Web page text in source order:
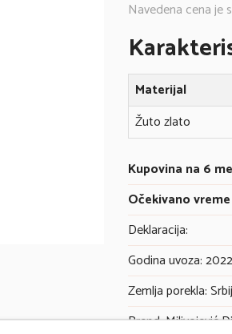
Navedena cena je
Materijal
Žuto zlato
Kupovina na 6
Očekivano
Deklaracija:
Godina uvoza: 2022
Zemlja porekla:
Brend: Milivojević